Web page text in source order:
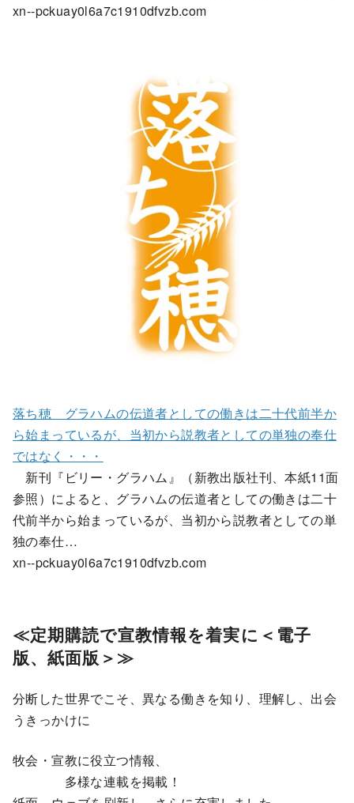
xn--pckuay0l6a7c1910dfvzb.com
落ち穂 グラハムの伝道者としての働きは二十代前半か
ら始まっているが、当初から説教者としての単独の奉仕
ではなく・・・
新刊『ビリー・グラハム』（新教出版社刊、本紙11面
参照）によると、グラハムの伝道者としての働きは二十
代前半から始まっているが、当初から説教者としての単
独の奉仕…
xn--pckuay0l6a7c1910dfvzb.com
≪定期購読で宣教情報を着実に＜電子
版、紙面版＞≫
分断した世界でこそ、異なる働きを知り、理解し、出会
うきっかけに
牧会・宣教に役立つ情報、
多様な連載を掲載！